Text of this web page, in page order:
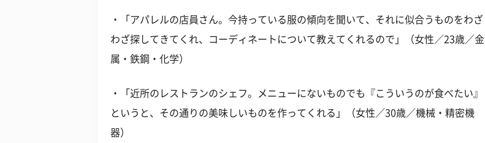
・「アパレルの店員さん。今持っている服の傾向を聞いて、それに似合うものをわざ
わざ探してきてくれ、コーディネートについて教えてくれるので」（女性／23歳／金
属・鉄鋼・化学）
・「近所のレストランのシェフ。メニューにないものでも『こういうのが食べたい』
というと、その通りの美味しいものを作ってくれる」（女性／30歳／機械・精密機
器）